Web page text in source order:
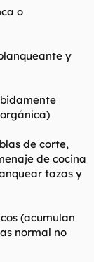
o
y
de corte,
de cocina
tazas y
(acumulan
normal no